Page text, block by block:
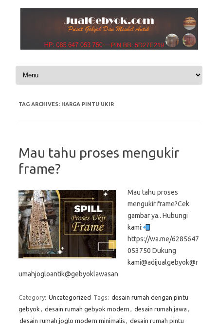
Skip to content
TAG ARCHIVES: HARGA PINTU UKIR
Mau tahu proses mengukir
frame?
Mau tahu proses
mengukir frame?Cek
gambar ya.. Hubungi
kami:
https://wa.me/6285647
053750 Dukung
kami@adijualgebyok@r
umahjogloantik@gebyoklawasan
Category: Uncategorized Tags: desain rumah dengan pintu
gebyok , desain rumah gebyok modern , desain rumah jawa ,
desain rumah joglo modern minimalis , desain rumah pintu